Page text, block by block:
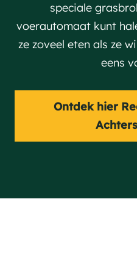
speciale
voerautomaat kunt
ze zoveel eten als ze
eens
Ontdek hier